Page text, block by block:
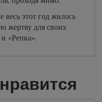
весь этот год жилось
жертву для своих
«Репка».